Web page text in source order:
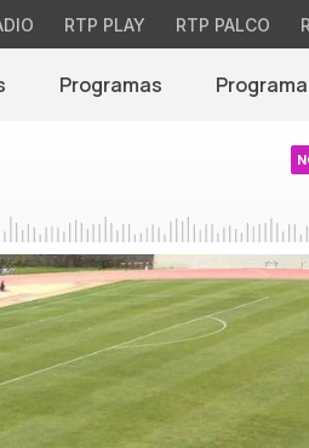
RTP PLAY RTP PALCO
Programas